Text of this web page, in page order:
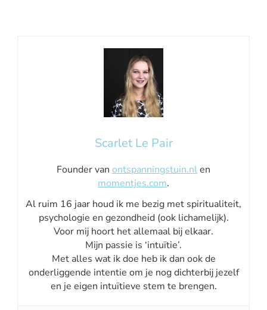
Scarlet Le Pair
Founder van ontspanningstuin.nlen
momentjes.com.
Al ruim 16 jaar houd ik me bezig met spiritualiteit,
psychologie en gezondheid (ook lichamelijk).
Voor mij hoort het allemaal bij elkaar.
Mijn passie is ‘intuïtie’.
Met alles wat ik doe heb ik dan ook de
onderliggende intentie om je nog dichterbij jezelf
en je eigen intuïtieve stem te brengen.